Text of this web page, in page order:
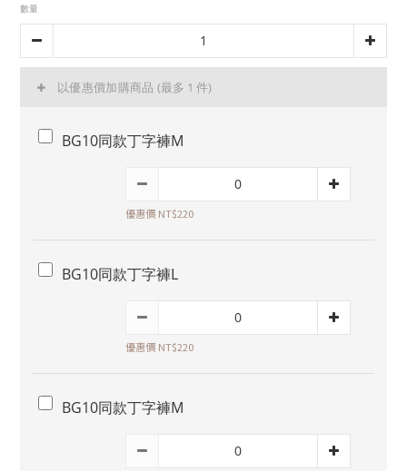
數量
以優惠價加購商品 (最多 1 件)
BG10同款丁字褲M
優惠價 NT$220
BG10同款丁字褲L
優惠價 NT$220
BG10同款丁字褲M